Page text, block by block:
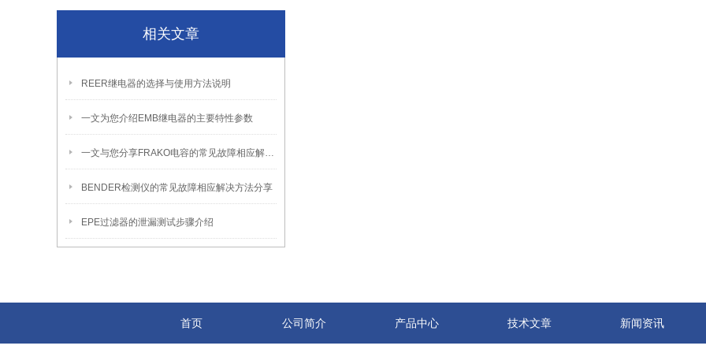
相关文章
REER继电器的选择与使用方法说明
一文为您介绍EMB继电器的主要特性参数
一文与您分享FRAKO电容的常见故障相应解决方法
BENDER检测仪的常见故障相应解决方法分享
EPE过滤器的泄漏测试步骤介绍
首页 公司简介 产品中心 技术文章 新闻资讯